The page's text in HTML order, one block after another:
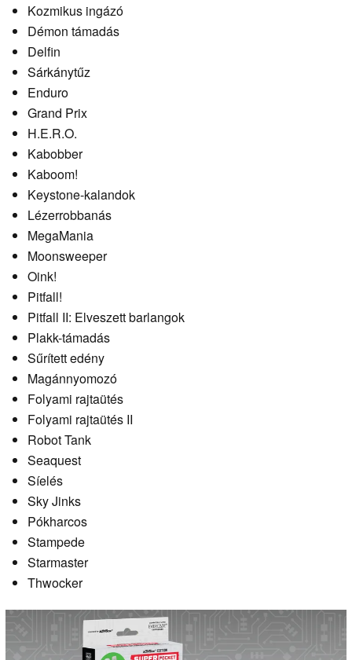
Kozmikus ingázó
Démon támadás
Delfin
Sárkánytűz
Enduro
Grand Prix
H.E.R.O.
Kabobber
Kaboom!
Keystone-kalandok
Lézerrobbanás
MegaMania
Moonsweeper
Oink!
Pitfall!
Pitfall II: Elveszett barlangok
Plakk-támadás
Sűrített edény
Magánnyomozó
Folyami rajtaütés
Folyami rajtaütés II
Robot Tank
Seaquest
Síelés
Sky Jinks
Pókharcos
Stampede
Starmaster
Thwocker